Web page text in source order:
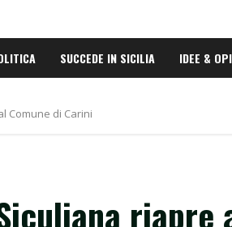
SUCCEDE IN SICILIA IDEE &
Comune di Carini
riapre